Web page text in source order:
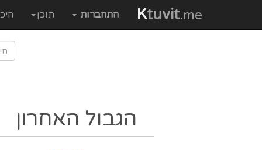
Ktuvit.me התחברות תוכן
הגבול האחרון